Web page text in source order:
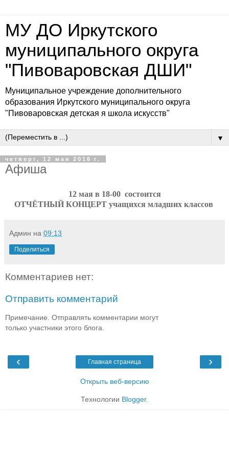
МУ ДО Иркутского
муниципального округа
"Пивоваровская ДШИ"
Муниципальное учреждение дополнительного
образования Иркутского муниципального округа
"Пивоваровская детская я школа искусств"
▼
четверг, 12 мая 2016 г.
Афиша
12 мая в 18-00 состоится
ОТЧЁТНЫЙ КОНЦЕРТ учащихся младших классов
Админ на 09:13
Поделиться
Комментариев нет:
Отправить комментарий
Примечание. Отправлять комментарии могут
только участники этого блога.
‹ ›
Главная страница
Открыть веб-версию
Технологии Blogger.